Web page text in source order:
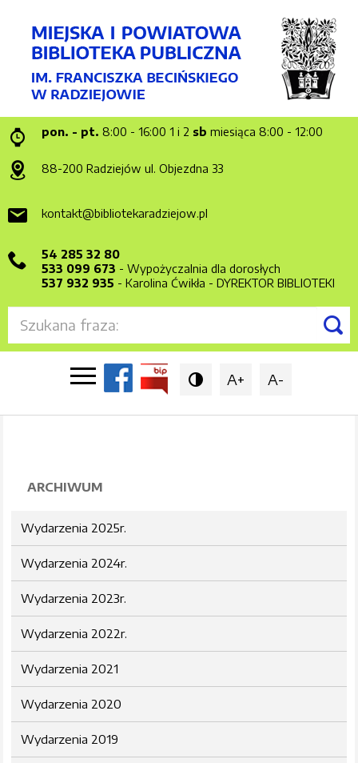
pon. - pt. 8:00 - 16:00 1 i 2 sb miesiąca 8:00 - 12:00
88-200 Radziejów ul. Objezdna 33
kontakt@bibliotekaradziejow.pl
54 285 32 80
533 099 673 - Wypożyczalnia dla dorosłych
537 932 935 - Karolina Ćwikła - DYREKTOR BIBLIOTEKI

 A+ A-
ARCHIWUM
Wydarzenia 2025r.
Wydarzenia 2024r.
Wydarzenia 2023r.
Wydarzenia 2022r.
Wydarzenia 2021
Wydarzenia 2020
Wydarzenia 2019